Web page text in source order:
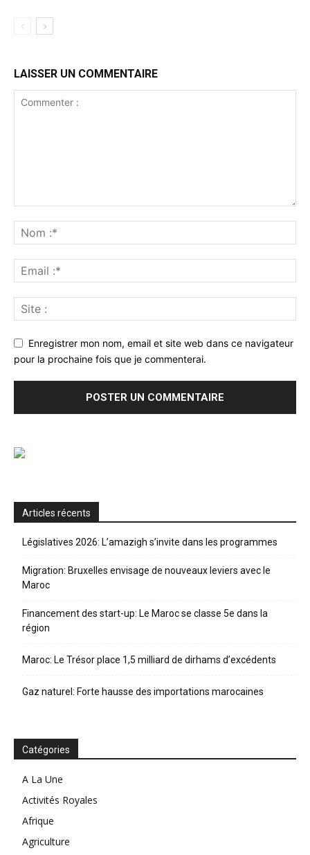
LAISSER UN COMMENTAIRE
Enregistrer mon nom, email et site web dans ce navigateur
pour la prochaine fois que je commenterai.
Articles récents
Législatives 2026: L’amazigh s’invite dans les programmes
Migration: Bruxelles envisage de nouveaux leviers avec le
Maroc
Financement des start-up: Le Maroc se classe 5e dans la
région
Maroc: Le Trésor place 1,5 milliard de dirhams d’excédents
Gaz naturel: Forte hausse des importations marocaines
Catégories
A La Une
Activités Royales
Afrique
Agriculture